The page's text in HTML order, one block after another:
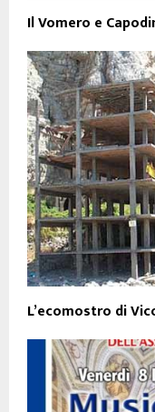
Il Vomero e
L’ecomostro di